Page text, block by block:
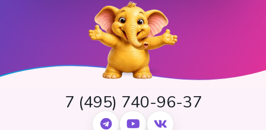
7 (495) 740-96-37